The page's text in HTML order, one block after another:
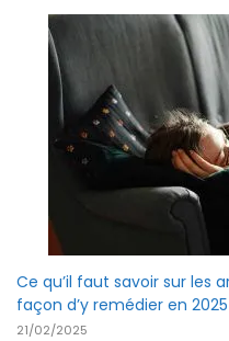
Ce qu’il faut savoir sur les
façon d’y remédier en 2025
21/02/2025